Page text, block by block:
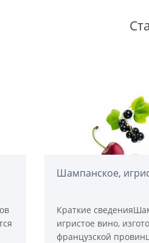
Шампанское,
Краткие
игристое вино,
французской